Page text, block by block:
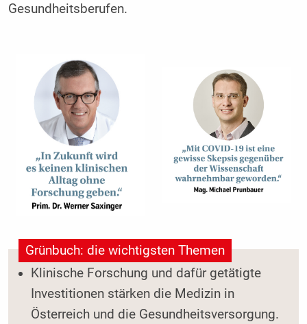
Gesundheitsberufen.
Grünbuch: die wichtigsten Themen
Klinische Forschung und dafür getätigte
Investitionen stärken die Medizin in
Österreich und die Gesundheitsversorgung.